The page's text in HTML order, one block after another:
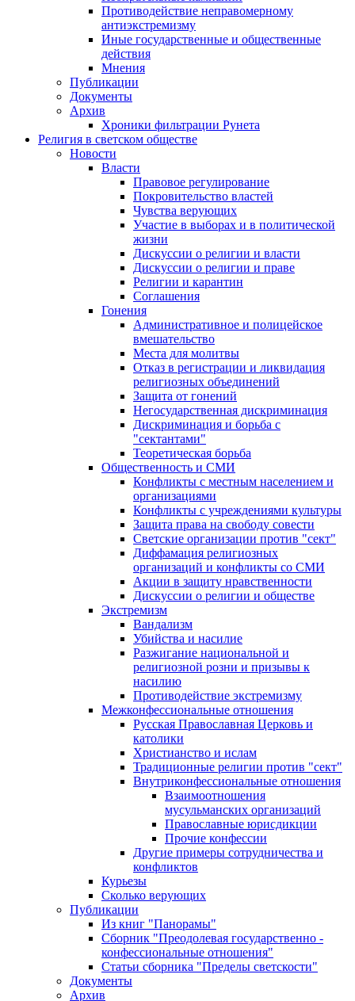
Противодействие неправомерному
антиэкстремизму
Иные государственные и общественные
действия
Мнения
Публикации
Документы
Архив
Хроники фильтрации Рунета
Религия в светском обществе
Новости
Власти
Правовое регулирование
Покровительство властей
Чувства верующих
Участие в выборах и в политической
жизни
Дискуссии о религии и власти
Дискуссии о религии и праве
Религии и карантин
Соглашения
Гонения
Административное и полицейское
вмешательство
Места для молитвы
Отказ в регистрации и ликвидация
религиозных объединений
Защита от гонений
Негосударственная дискриминация
Дискриминация и борьба с
"сектантами"
Теоретическая борьба
Общественность и СМИ
Конфликты с местным населением и
организациями
Конфликты с учреждениями культуры
Защита права на свободу совести
Светские организации против "сект"
Диффамация религиозных
организаций и конфликты со СМИ
Акции в защиту нравственности
Дискуссии о религии и обществе
Экстремизм
Вандализм
Убийства и насилие
Разжигание национальной и
религиозной розни и призывы к
насилию
Противодействие экстремизму
Межконфессиональные отношения
Русская Православная Церковь и
католики
Христианство и ислам
Традиционные религии против "сект"
Внутриконфессиональные отношения
Взаимоотношения
мусульманских организаций
Православные юрисдикции
Прочие конфессии
Другие примеры сотрудничества и
конфликтов
Курьезы
Сколько верующих
Публикации
Из книг "Панорамы"
Сборник "Преодолевая государственно -
конфессиональные отношения"
Статьи сборника "Пределы светскости"
Документы
Архив